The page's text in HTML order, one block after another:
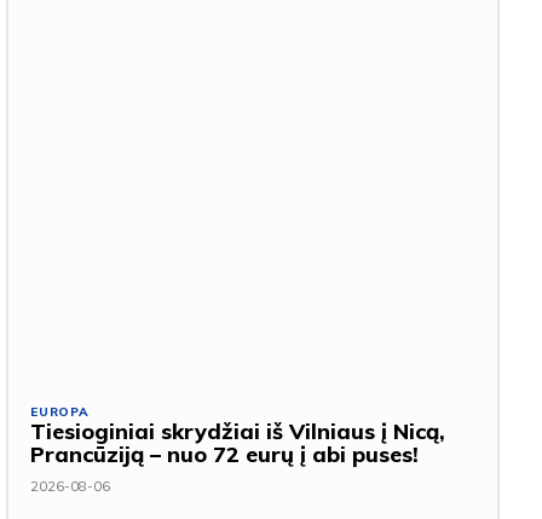
EUROPA
Tiesioginiai skrydžiai iš Vilniaus į Nicą,
Prancūziją – nuo 72 eurų į abi puses!
2026-08-06